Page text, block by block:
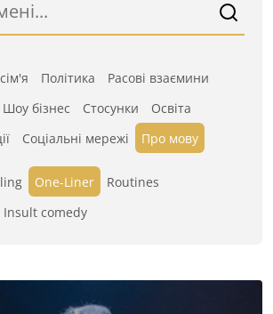
Політика
Расові взаємини
Шоу бізнес Стосунки
Освіта
Cоціальні мережі Про мову
One-Liner
Routines
Insult comedy